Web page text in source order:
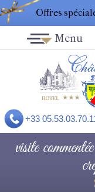
Offres
+33
Menu
visite